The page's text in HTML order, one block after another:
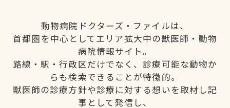
動物病院ドクターズ・ファイルは、
首都圏を中心としてエリア拡大中の獣医師・動物
病院情報サイト。
路線・駅・行政区だけでなく、診療可能な動物か
らも検索できることが特徴的。
獣医師の診療方針や診療に対する想いを取材し記
事として発信し、